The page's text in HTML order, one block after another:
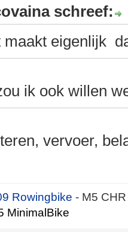
schreef:
maakt eigenlijk
ik ook willen
vervoer,
Rowingbike- M5
MinimalBike